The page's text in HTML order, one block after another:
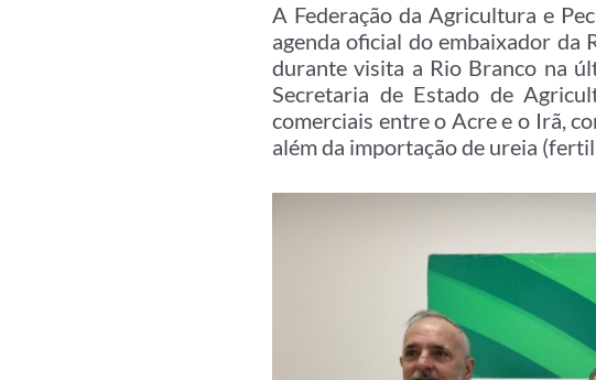
A Federação da Agricultura e
agenda oficial do embaixador da
durante visita a Rio Branco na
Secretaria de Estado de
comerciais entre o Acre e o Irã,
além da importação de ureia